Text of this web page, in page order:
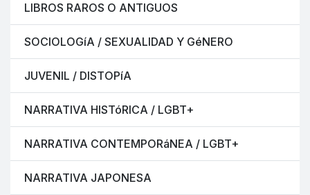
LIBROS RAROS O ANTIGUOS
SOCIOLOGíA / SEXUALIDAD Y GéNERO
JUVENIL / DISTOPíA
NARRATIVA HISTóRICA / LGBT+
NARRATIVA CONTEMPORáNEA / LGBT+
NARRATIVA JAPONESA